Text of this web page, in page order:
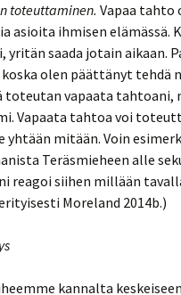
toteuttaminen. Vapaa tahto
asioita ihmisen elämässä.
saada jotain aikaan.
olen päättänyt tehdä
toteutan vapaata tahtoani,
Vapaata tahtoa voi
yhtään mitään. Voin
Teräsmieheen alle
reagoi siihen millään
Moreland 2014b.)
kannalta keskeiseen